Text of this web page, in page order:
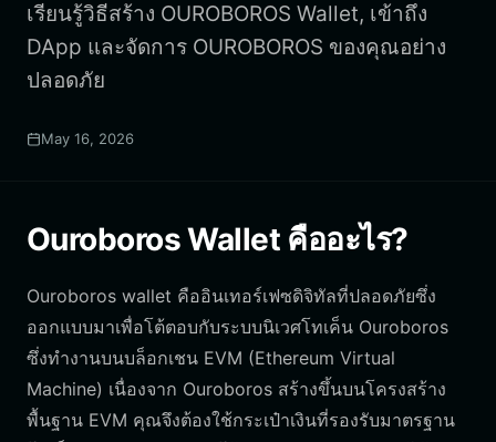
เรียนรู้วิธีสร้าง OUROBOROS Wallet, เข้าถึง
DApp และจัดการ OUROBOROS ของคุณอย่าง
ปลอดภัย
May 16, 2026
Ouroboros Wallet คืออะไร?
Ouroboros wallet คืออินเทอร์เฟซดิจิทัลที่ปลอดภัยซึ่ง
ออกแบบมาเพื่อโต้ตอบกับระบบนิเวศโทเค็น Ouroboros
ซึ่งทำงานบนบล็อกเชน EVM (Ethereum Virtual
Machine) เนื่องจาก Ouroboros สร้างขึ้นบนโครงสร้าง
พื้นฐาน EVM คุณจึงต้องใช้กระเป๋าเงินที่รองรับมาตรฐาน